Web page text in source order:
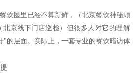
饮圈里已经不算新鲜，
（北京餐饮神秘顾
京线下门店巡检） 但很多人对它的理解
"的层面。实际上，一套专业的餐饮暗访体